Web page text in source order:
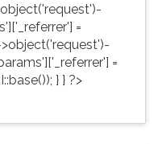
=
=
} } ?>